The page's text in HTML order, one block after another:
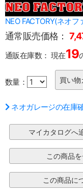
NEO FACTORY(ネオフ
通常販売価格：
通販在庫数： 現在19
数量：
ネオガレージの在庫